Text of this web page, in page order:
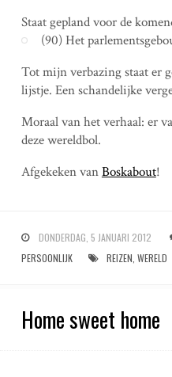
Staat gepland voor de
(90) Het
Tot mijn verbazing staat er
lijstje. Een schandelijke
Moraal van het verhaal: er
deze wereldbol.
Afgekeken vanBoskabout!
DONDERDAG, 5 JANUARI 2012
PERSOONLIJK
REIZEN WERELD
Home sweet home